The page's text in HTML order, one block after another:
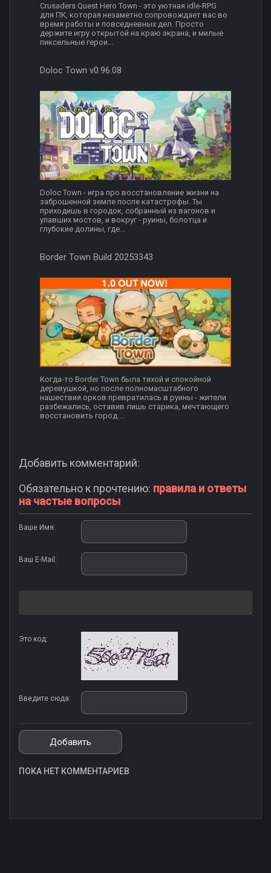
Crusaders Quest Hero Town - это уютная idle-RPG
для ПК, которая незаметно сопровождает вас во
время работы и повседневных дел. Просто
держите игру открытой на краю экрана, и милые
пиксельные герои...
Doloc Town v0.96.08
Doloc Town - игра про восстановление жизни на
заброшенной земле после катастрофы. Ты
приходишь в городок, собранный из вагонов и
упавших мостов, и вокруг - руины, болотца и
глубокие долины, где...
Border Town Build 20253343
Когда‑то Border Town была тихой и спокойной
деревушкой, но после полномасштабного
нашествия орков превратилась в руины - жители
разбежались, оставив лишь старика, мечтающего
восстановить город....
Добавить комментарий:
Обязательно к прочтению: правила и ответы
на частые вопросы
Ваше Имя:
Ваш E-Mail:
Это код:
Введите сюда:
ПОКА НЕТ КОММЕНТАРИЕВ